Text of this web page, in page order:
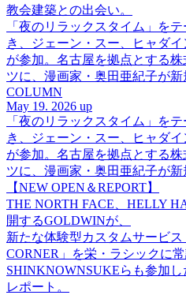
教会建築との出会い。
「夜のリラックスタイム」を
き、ジェーン・スー、ヒャダ
が参加。名古屋を拠点とする
ツに、漫画家・奥田亜紀子が新
COLUMN
May 19. 2026 up
「夜のリラックスタイム」を
き、ジェーン・スー、ヒャダ
が参加。名古屋を拠点とする
ツに、漫画家・奥田亜紀子が新
【NEW OPEN＆REPORT】
THE NORTH FACE、HELLY
開するGOLDWINが、
新たな体験型カスタムサービ
CORNER」を栄・ラシックに常
SHINKNOWNSUKEらも参加
レポート。